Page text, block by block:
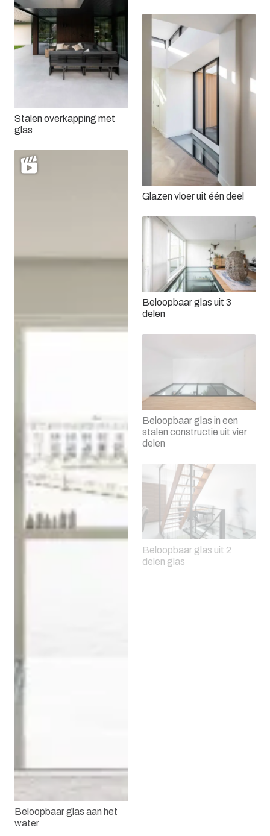
Stalen overkapping met
glas
Beloopbaar glas aan het
water
Glazen vloer uit één deel
Beloopbaar glas uit 3
delen
Beloopbaar glas in een
stalen constructie uit vier
delen
Beloopbaar glas uit 2
delen glas